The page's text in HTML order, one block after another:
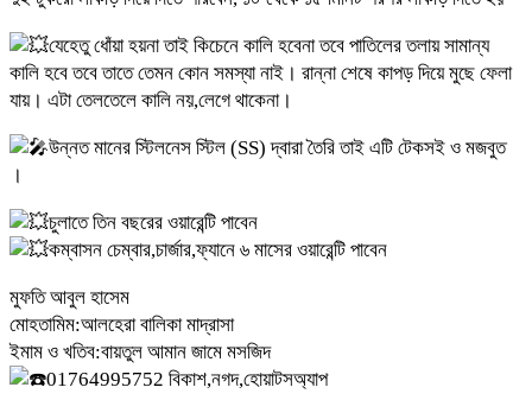
যেহেতু ধোঁয়া হয়না তাই কিচেনে কালি হবেনা তবে পাতিলের তলায় সামান্য
কালি হবে তবে তাতে তেমন কোন সমস্যা নাই। রান্না শেষে কাপড় দিয়ে মুছে ফেলা
যায়। এটা তেলতেলে কালি নয়,লেগে থাকেনা।
উন্নত মানের স্টিলনেস স্টিল (SS) দ্বারা তৈরি তাই এটি টেকসই ও মজবুত
।
চুলাতে তিন বছরের ওয়ারেন্টি পাবেন
কম্বাসন চেম্বার,চার্জার,ফ্যানে ৬ মাসের ওয়ারেন্টি পাবেন
মুফতি আবুল হাসেম
মোহতামিম:আলহেরা বালিকা মাদ্রাসা
ইমাম ও খতিব:বায়তুল আমান জামে মসজিদ
01764995752 বিকাশ,নগদ,হোয়াটসঅ্যাপ